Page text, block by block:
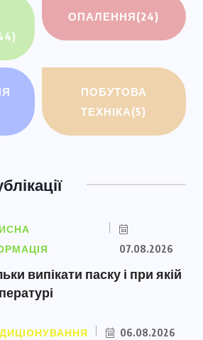
ОПАЛЕННЯ(24)
ПОБУТОВА
ТЕХНІКА(5)
07.08.2026
випікати паску і при якій
06.08.2026